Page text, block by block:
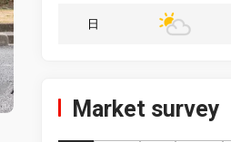
日
Market survey